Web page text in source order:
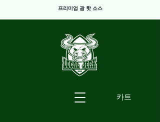
프리미엄 괌 핫 소스
카트